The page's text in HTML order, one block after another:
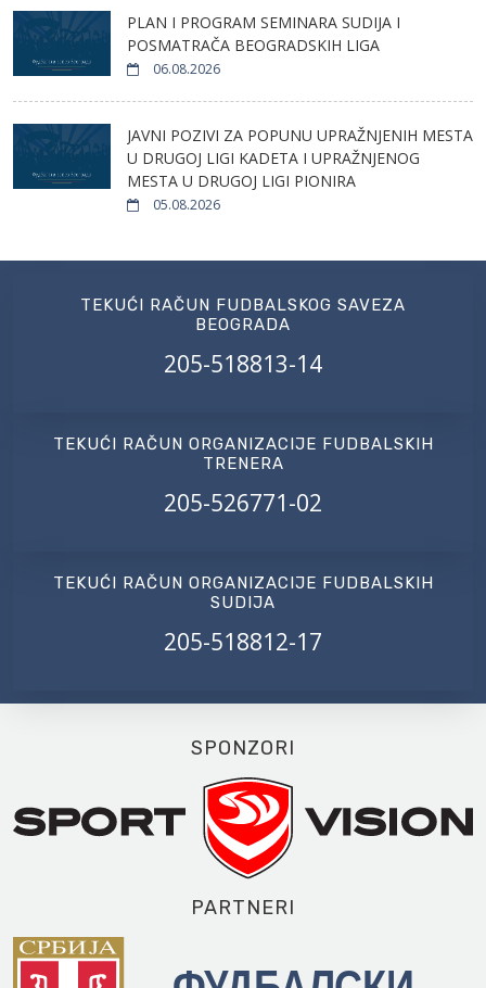
PLAN I PROGRAM SEMINARA SUDIJA I
POSMATRAČA BEOGRADSKIH LIGA
06.08.2026
JAVNI POZIVI ZA POPUNU UPRAŽNJENIH MESTA
U DRUGOJ LIGI KADETA I UPRAŽNJENOG
MESTA U DRUGOJ LIGI PIONIRA
05.08.2026
TEKUĆI RAČUN FUDBALSKOG SAVEZA
BEOGRADA
205-518813-14
TEKUĆI RAČUN ORGANIZACIJE FUDBALSKIH
TRENERA
205-526771-02
TEKUĆI RAČUN ORGANIZACIJE FUDBALSKIH
SUDIJA
205-518812-17
SPONZORI
PARTNERI